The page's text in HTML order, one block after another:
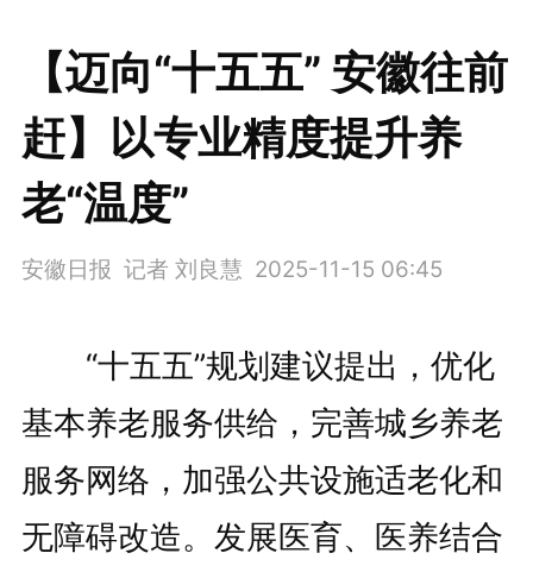
【迈向“十五五” 安徽往前
赶】以专业精度提升养
老“温度”
安徽日报 记者 刘良慧 2025-11-15 06:45
“十五五”规划建议提出，优化
基本养老服务供给，完善城乡养老
服务网络，加强公共设施适老化和
无障碍改造。发展医育、医养结合